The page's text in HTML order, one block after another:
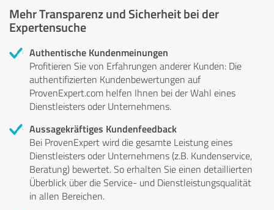
Mehr Transparenz und Sicherheit bei der
Expertensuche
Authentische Kundenmeinungen
Profitieren Sie von Erfahrungen anderer Kunden: Die
authentifizierten Kundenbewertungen auf
ProvenExpert.com helfen Ihnen bei der Wahl eines
Dienstleisters oder Unternehmens.
Aussagekräftiges Kundenfeedback
Bei ProvenExpert wird die gesamte Leistung eines
Dienstleisters oder Unternehmens (z.B. Kundenservice,
Beratung) bewertet. So erhalten Sie einen detaillierten
Überblick über die Service- und Dienstleistungsqualität
in allen Bereichen.